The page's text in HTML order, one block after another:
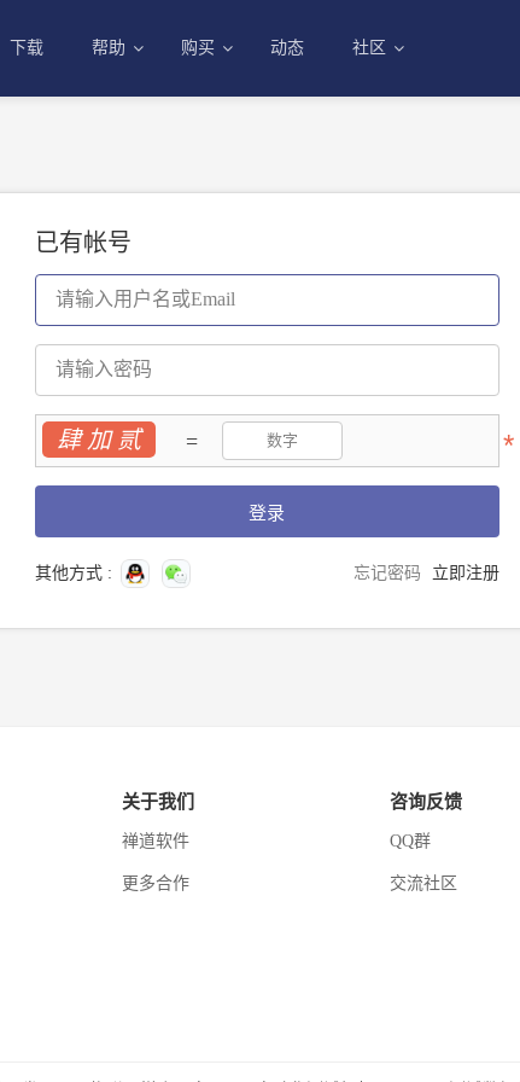
下载 帮助 购买 动态 社区
已有帐号
肆 加 贰 =
其他方式 : 忘记密码 立即注册
关于我们
禅道软件
更多合作
咨询反馈
QQ群
交流社区